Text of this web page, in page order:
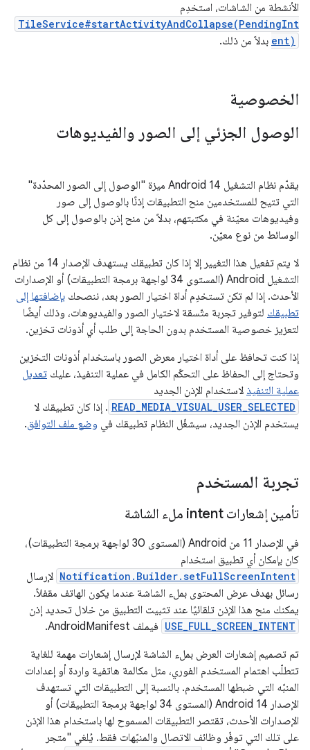
الأنشطة من الشاشات، استخدِم
TileService#startActivityAndCollapse(PendingInt
ent) بدلاً من ذلك.
الخصوصية
الوصول الجزئي إلى الصور والفيديوهات
يقدّم نظام التشغيل Android 14 ميزة "الوصول إلى الصور المحدّدة"
التي تتيح للمستخدمين منح التطبيقات إذنًا بالوصول إلى صور
وفيديوهات معيّنة في مكتبتهم، بدلاً من منح إذن بالوصول إلى كل
الوسائط من نوع معيّن.
لا يتم تفعيل هذا التغيير إلا إذا كان تطبيقك يستهدف الإصدار 14 من نظام
التشغيل Android (المستوى 34 لواجهة برمجة التطبيقات) أو الإصدارات
الأحدث. إذا لم تكن تستخدِم أداة اختيار الصور بعد، ننصحك بإضافتها إلى
تطبيقك لتوفير تجربة متّسقة لاختيار الصور والفيديوهات، وذلك أيضًا
لتعزيز خصوصية المستخدم بدون الحاجة إلى طلب أي أذونات تخزين.
إذا كنت تحافظ على أداة اختيار معرض الصور باستخدام أذونات التخزين
وتحتاج إلى الحفاظ على التحكّم الكامل في عملية التنفيذ، عليك تعديل
عملية التنفيذ لاستخدام الإذن الجديد
READ_MEDIA_VISUAL_USER_SELECTED . إذا كان تطبيقك لا
يستخدم الإذن الجديد، سيشغّل النظام تطبيقك في وضع ملف التوافق.
تجربة المستخدم
تأمين إشعارات intent ملء الشاشة
في الإصدار 11 من Android (المستوى 30 لواجهة برمجة التطبيقات)،
كان بإمكان أي تطبيق استخدام
Notification.Builder.setFullScreenIntent لإرسال
رسائل بهدف عرض المحتوى بملء الشاشة عندما يكون الهاتف مقفلاً.
يمكنك منح هذا الإذن تلقائيًا عند تثبيت التطبيق من خلال تحديد إذن
USE_FULL_SCREEN_INTENT فيملف AndroidManifest.
تم تصميم إشعارات العرض بملء الشاشة لإرسال إشعارات مهمة للغاية
تتطلّب اهتمام المستخدم الفوري، مثل مكالمة هاتفية واردة أو إعدادات
المنبّه التي ضبطها المستخدم. بالنسبة إلى التطبيقات التي تستهدف
الإصدار Android 14 (المستوى 34 لواجهة برمجة التطبيقات) أو
الإصدارات الأحدث، تقتصر التطبيقات المسموح لها باستخدام هذا الإذن
على تلك التي توفّر وظائف الاتصال والمنبّهات فقط. يُلغي "متجر